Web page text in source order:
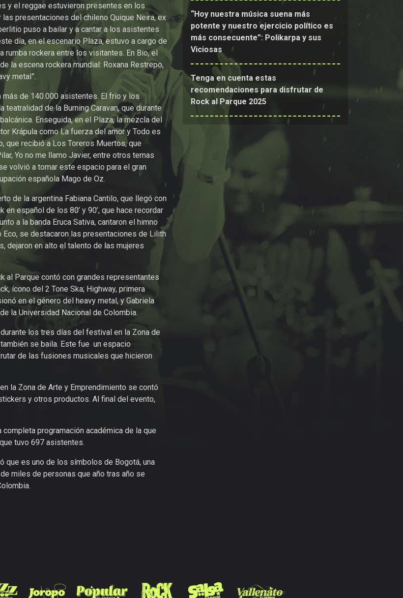
y el reggae estuvieron presentes en los
presentaciones del chileno Quique Neira, ex
puso a bailar y a cantar a los asistentes
día, en el escenario Plaza, estuvo a cargo de
rumba rockera entre los visitantes. En Bio, el
la escena rockera mundial: Roxana Restrepo,
metal”.
más de 140.000 asistentes. El frío y los
de la Burning Caravan, que durante
Enseguida, en el Plaza, la mezcla del
Krápula como La fuerza del amor y Todo es
que recibió a Los Toreros Muertos, que
Yo no me llamo Javier, entre otros temas
volvió a tomar este espacio para el gran
española Mago de Oz.
de la argentina Fabiana Cantilo, que llegó con
español de los 80’ y 90’, que hace recordar
a la banda Eruca Sativa, cantaron el himno
Eco, se destacaron las presentaciones de Lilith
dejaron en alto el talento de las mujeres
al Parque contó con grandes representantes
ícono del 2 Tone Ska; Highway, primera
en el género del heavy metal, y Gabriela
la Universidad Nacional de Colombia.
los tres días del festival en la Zona de
se baila. Este fue un espacio
de las fusiones musicales que hicieron
la Zona de Arte y Emprendimiento se contó
y otros productos. Al final del evento,
programación académica de la que
tuvo 697 asistentes.
que es uno de los símbolos de Bogotá, una
miles de personas que año tras año se
“Hoy nuestra música suena más
potente y nuestro ejercicio político es
más consecuente”: Polikarpa y sus
Viciosas
Tenga en cuenta estas
recomendaciones para disfrutar de
Rock al Parque 2025